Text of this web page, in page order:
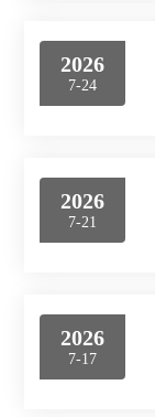
2026
7-24
2026
7-21
2026
7-17